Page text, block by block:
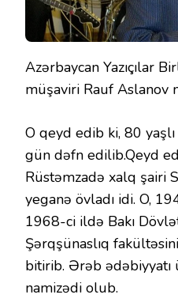
Azərbaycan Yazıçılar
müşaviri Rauf Aslanov
O qeyd edib ki, 80
gün dəfn edilib.Qeyd
Rüstəmzadə xalq şairi
yeganə övladı idi. O,
1968-ci ildə Bakı
Şərqşünaslıq
bitirib. Ərəb
namizədi olub.